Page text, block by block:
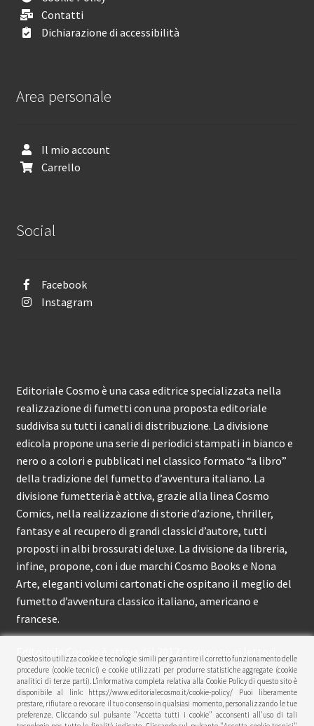
Contatti
Dichiarazione di accessibilità
Area personale
Il mio account
Carrello
Social
Facebook
Instagram
Editoriale Cosmo è una casa editrice specializzata nella
realizzazione di fumetti con una proposta editoriale
suddivisa su tutti i canali di distribuzione. La divisione
edicola propone una serie di periodici stampati in bianco e
nero o a colori e pubblicati nel classico formato “a libro”
della tradizione del fumetto d’avventura italiano. La
divisione fumetteria è attiva, grazie alla linea Cosmo
Comics, nella realizzazione di storie d’azione, thriller,
fantasy e al recupero di grandi classici d’autore, tutti
proposti in albi brossurati deluxe. La divisione da libreria,
infine, propone, con i due marchi Cosmo Books e Nona
Arte, eleganti volumi cartonati che ospitano il meglio del
fumetto d’avventura classico italiano, americano e
francese.
Editoriale Cosmo è attiva dal 2012 e propone ai lettori
circa 150 pubblicazioni l’anno.
© Editoriale Cosmo 2026
Privacy Policy
Questo sito utilizza cookie e tecnologie simili per garantire il corretto funzionamento delle
procedure (cookie tecnici) e cookie utilizzati per produrre statistiche aggregate (cookie
analitici di terze parti). L’informativa completa relativa alla Cookie Policy di questo sito è
disponibile al link: https://www.editorialecosmo.it/cookie-policy/ Puoi liberamente
prestare, rifiutare o revocare il tuo consenso in qualsiasi momento, personalizzando le tue
preferenze. Cliccando sul pulsante "Accetta tutti i cookie" acconsenti all'uso di tali